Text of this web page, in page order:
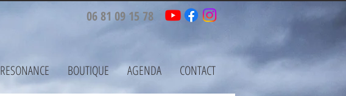
06 81 09 15 78
BOUTIQUE AGENDA CONTACT